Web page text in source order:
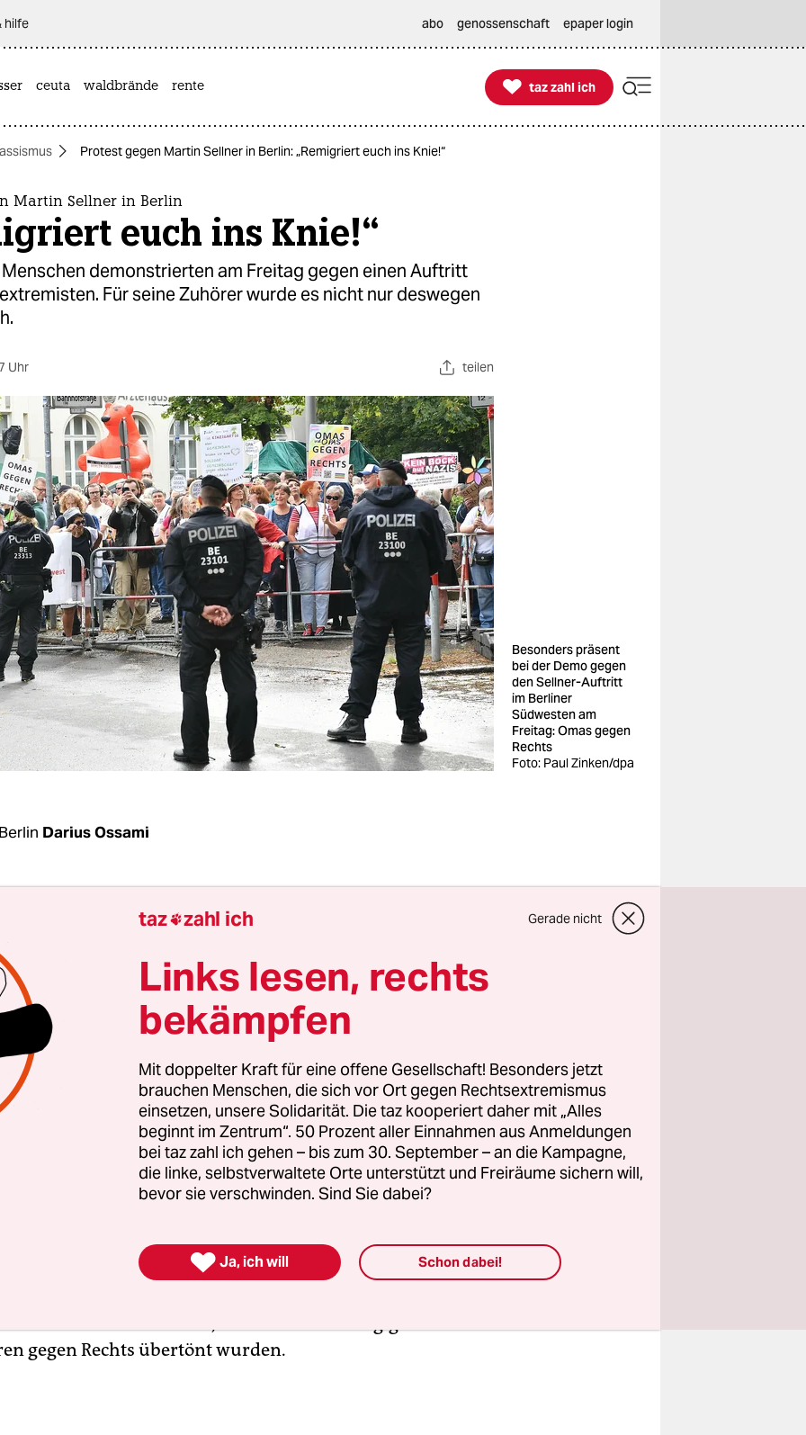
hilfe abo genossenschaft epaper login
ceuta waldbrände rente 
taz zahl ich
taz zahl ich
Protest gegen Martin Sellner in Berlin: „Remigriert euch ins Knie!“
Martin Sellner in Berlin
euch ins Knie!“
demonstrierten am Freitag gegen einen Auftritt
Für seine Zuhörer wurde es nicht nur deswegen
Uhr teilen
Besonders präsent
bei der Demo gegen
den Sellner-Auftritt
im Berliner
Südwesten am
Freitag: Omas gegen
Rechts
Foto: Paul Zinken/dpa
Darius Ossami
Kundgebung hat der Berliner Ortsteil Lichterfelde
Unter dem Motto: „Re-Migration? Nein Danke! Wir
protestierten am Freitagabend bis zu 1000 Menschen
gegen einen Auftritt des österreichischen
Martin Sellner. Dieser wurde von dem
ehemaligen AfD-Abgeordneten Andreas Wild in die
im Südwesten der Bundeshauptstadt eingeladen.
die Gegenkundgebung die Gruppe „Steglitz-
weltoffen“, zahlreiche weitere Initiativen wieOmas gegen
von der Linken über die Grünen bis hin zu SPD
zur Teilnahme an der Kundgebung auf.
eingesetzt, um mögliche nicht genehmigte Proteste zu
Viele Protestierende hielten Schilder und Transparente
gegen Rechts übertönt wurden.
taz zahl ich Gerade nicht
Links lesen, rechts
bekämpfen
Mit doppelter Kraft für eine offene Gesellschaft! Besonders jetzt
brauchen Menschen, die sich vor Ort gegen Rechtsextremismus
einsetzen, unsere Solidarität. Die taz kooperiert daher mit „Alles
beginnt im Zentrum“. 50 Prozent aller Einnahmen aus Anmeldungen
bei taz zahl ich gehen – bis zum 30. September – an die Kampagne,
die linke, selbstverwaltete Orte unterstützt und Freiräume sichern will,
bevor sie verschwinden. Sind Sie dabei?
 Ja, ich will Schon dabei!